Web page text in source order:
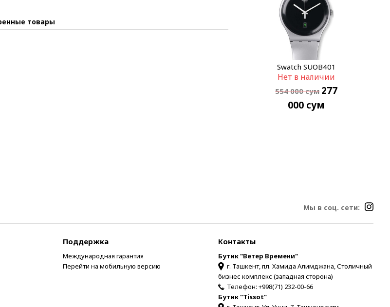
товары
Swatch SUOB401
Нет в наличии
554 000сум 277
000 сум
Мы в соц. сети:
Поддержка
Международная гарантия
Перейти на мобильную версию
Контакты
Бутик "Ветер Времени"
г. Ташкент, пл. Хамида Алимджана, Столичный
бизнес комплекс (западная сторона)
Телефон: +998(71) 232-00-66
Бутик "Tissot"